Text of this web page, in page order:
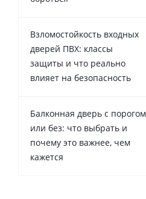
Взломостойкость входных
дверей ПВХ: классы
защиты и что реально
влияет на безопасность
Балконная дверь с порогом
или без: что выбрать и
почему это важнее, чем
кажется